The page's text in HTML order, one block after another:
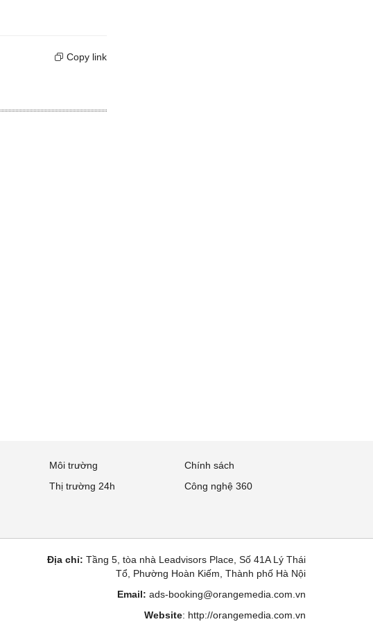
Copy link
Môi trường
Chính sách
Thị trường 24h
Công nghệ 360
Địa chỉ: Tầng 5, tòa nhà Leadvisors Place, Số 41A Lý Thái
Tổ, Phường Hoàn Kiếm, Thành phố Hà Nội
Email: ads-booking@orangemedia.com.vn
Website: http://orangemedia.com.vn